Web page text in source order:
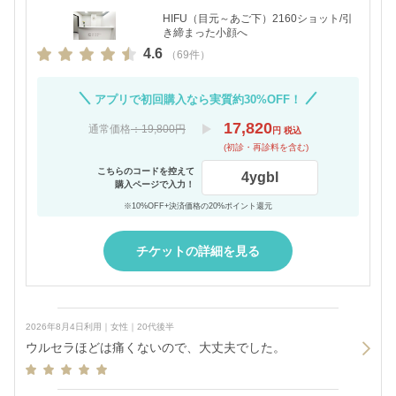
HIFU（目元～あご下）2160ショット/引
き締まった小顔へ
4.6 （69件）
アプリで初回購入なら実質約30%OFF！
通常価格：19,800円 17,820円 税込
(初診・再診料を含む)
こちらのコードを控えて
購入ページで入力！
4ygbl
※10%OFF+決済価格の20%ポイント還元
チケットの詳細を見る
2026年8月4日利用｜女性｜20代後半
ウルセラほどは痛くないので、大丈夫でした。